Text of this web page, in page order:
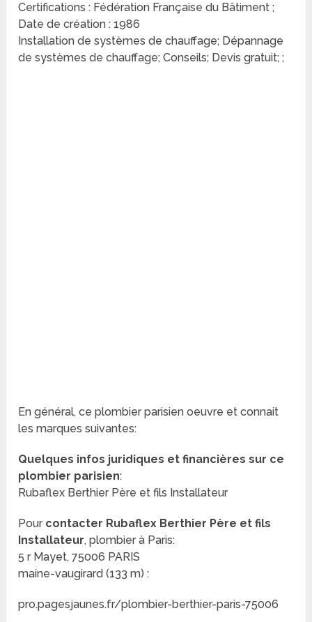
Certifications : Fédération Française du Bâtiment ;
Date de création : 1986
Installation de systèmes de chauffage; Dépannage
de systèmes de chauffage; Conseils; Devis gratuit; ;
En général, ce plombier parisien oeuvre et connait
les marques suivantes:
Quelques infos juridiques et financières sur ce
plombier parisien:
Rubaflex Berthier Père et fils Installateur
Pour contacter Rubaflex Berthier Père et fils
Installateur, plombier à Paris:
5 r Mayet, 75006 PARIS
maine-vaugirard (133 m) :
pro.pagesjaunes.fr/plombier-berthier-paris-75006